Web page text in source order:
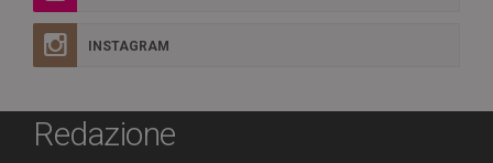
INSTAGRAM
Redazione